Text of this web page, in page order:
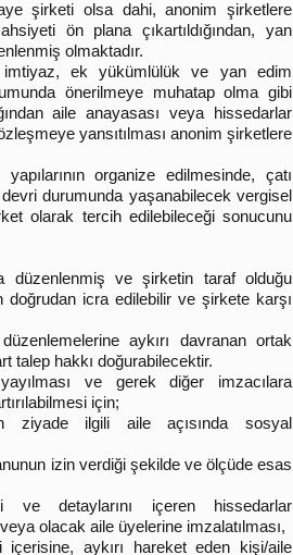
şirketi olsa dahi, anonim şirketlere
ön plana çıkartıldığından, yan
olmaktadır.
imtiyaz, ek yükümlülük ve yan edim
önerilmeye muhatap olma gibi
aile anayasası veya hissedarlar
yansıtılması anonim şirketlere
organize edilmesinde, çatı
durumunda yaşanabilecek vergisel
olarak tercih edilebileceği sonucunu
düzenlenmiş ve şirketin taraf olduğu
doğrudan icra edilebilir ve şirkete karşı
aykırı davranan ortak
talep hakkı doğurabilecektir.
ve gerek diğer imzacılara
için;
ziyade ilgili aile açısında sosyal
izin verdiği şekilde ve ölçüde esas
detaylarını içeren hissedarlar
olacak aile üyelerine imzalatılması,
aykırı hareket eden kişi/aile